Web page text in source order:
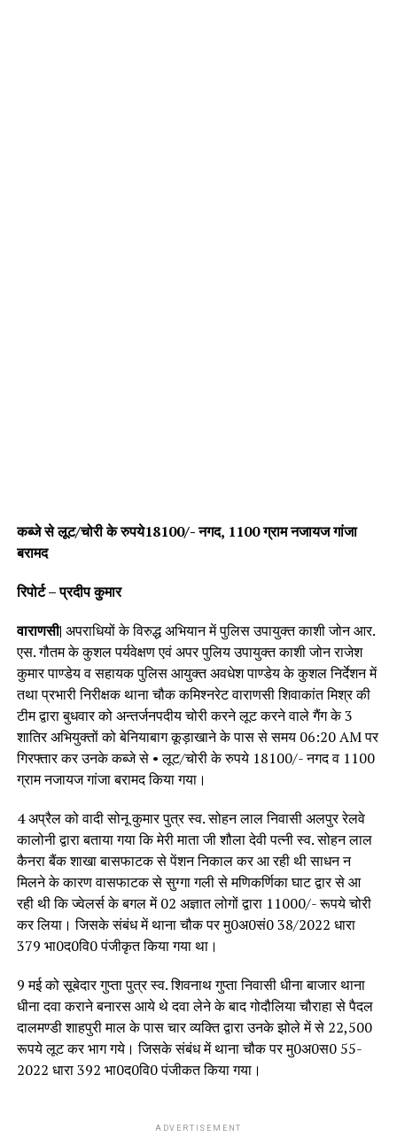
कब्जे से लूट/चोरी के रुपये18100/- नगद, 1100 ग्राम नजायज गांजा
बरामद
रिपोर्ट – प्रदीप कुमार
वाराणसी| अपराधियों के विरुद्ध अभियान में पुलिस उपायुक्त काशी जोन आर.
एस. गौतम के कुशल पर्यवेक्षण एवं अपर पुलिय उपायुक्त काशी जोन राजेश
कुमार पाण्डेय व सहायक पुलिस आयुक्त अवधेश पाण्डेय के कुशल निर्देशन में
तथा प्रभारी निरीक्षक थाना चौक कमिश्नरेट वाराणसी शिवाकांत मिश्र की
टीम द्वारा बुधवार को अन्तर्जनपदीय चोरी करने लूट करने वाले गैंग के 3
शातिर अभियुक्तों को बेनियाबाग कूड़ाखाने के पास से समय 06:20 AM पर
गिरफ्तार कर उनके कब्जे से • लूट/चोरी के रुपये 18100/- नगद व 1100
ग्राम नजायज गांजा बरामद किया गया।
4 अप्रैल को वादी सोनू कुमार पुत्र स्व. सोहन लाल निवासी अलपुर रेलवे
कालोनी द्वारा बताया गया कि मेरी माता जी शौला देवी पत्नी स्व. सोहन लाल
कैनरा बैंक शाखा बासफाटक से पेंशन निकाल कर आ रही थी साधन न
मिलने के कारण वासफाटक से सुग्गा गली से मणिकर्णिका घाट द्वार से आ
रही थी कि ज्वेलर्स के बगल में 02 अज्ञात लोगों द्वारा 11000/- रूपये चोरी
कर लिया। जिसके संबंध में थाना चौक पर मु0अ0सं0 38/2022 धारा
379 भा0द0वि0 पंजीकृत किया गया था।
9 मई को सूबेदार गुप्ता पुत्र स्व. शिवनाथ गुप्ता निवासी धीना बाजार थाना
धीना दवा कराने बनारस आये थे दवा लेने के बाद गोदौलिया चौराहा से पैदल
दालमण्डी शाहपुरी माल के पास चार व्यक्ति द्वारा उनके झोले में से 22,500
रूपये लूट कर भाग गये। जिसके संबंध में थाना चौक पर मु0अ0स0 55-
2022 धारा 392 भा0द0वि0 पंजीकत किया गया।
ADVERTISEMENT